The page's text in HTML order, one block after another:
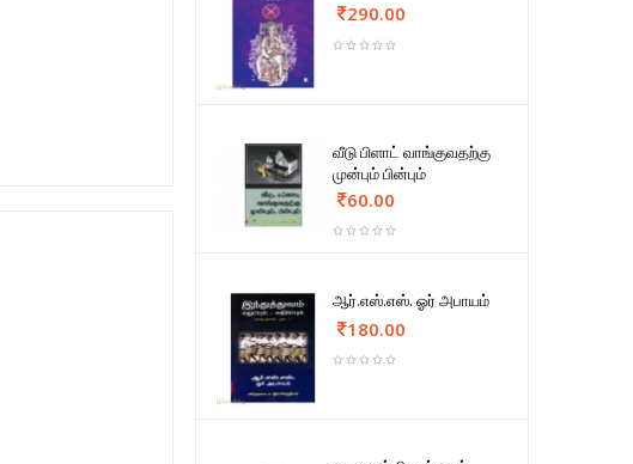
290.00
வீடு பிளாட் வாங்குவதற்கு
முன்பும் பின்பும்
60.00
ஆர்.எஸ்.எஸ். ஓர் அபாயம்
180.00